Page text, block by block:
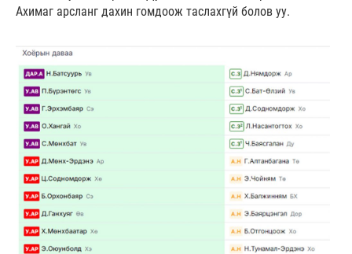
Ахимаг арсланг дахин гомдоож таслахгүй болов уу.